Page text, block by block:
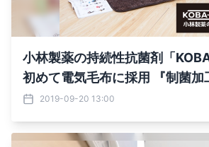
小林製薬の持続性抗菌剤「
初めて電気毛布に採用 『制菌加
リーズ』を新発売
2019-09-20 13:00